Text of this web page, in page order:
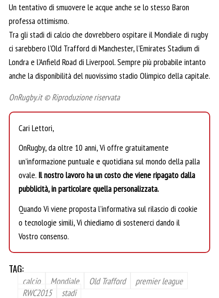
Un tentativo di smuovere le acque anche se lo stesso Baron
professa ottimismo.
Tra gli stadi di calcio che dovrebbero ospitare il Mondiale di rugby
ci sarebbero l’Old Trafford di Manchester, l’Emirates Stadium di
Londra e l’Anfield Road di Liverpool. Sempre più probabile intanto
anche la disponibilità del nuovissimo stadio Olimpico della capitale.
OnRugby.it © Riproduzione riservata
Cari Lettori,
OnRugby, da oltre 10 anni, Vi offre gratuitamente
un’informazione puntuale e quotidiana sul mondo della palla
ovale. Il nostro lavoro ha un costo che viene ripagato dalla
pubblicità, in particolare quella personalizzata.
Quando Vi viene proposta l’informativa sul rilascio di cookie
o tecnologie simili, Vi chiediamo di sostenerci dando il
Vostro consenso.
TAG:
calcio Mondiale Old Trafford
premier league
RWC2015
stadi